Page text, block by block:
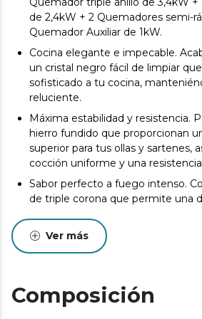
de 2,4kW + 2 Quemadores semi-
Quemador Auxiliar de 1kW.
Cocina elegante e impecable.
un cristal negro fácil de limpiar
sofisticado a tu cocina,
reluciente.
Máxima estabilidad y resistencia.
hierro fundido que proporcionan
superior para tus ollas y sartenes,
cocción uniforme y una
Sabor perfecto a fuego intenso.
de triple corona que permite una
recetas que requieren un calor
Olvídate de fósforos y
Cocina con total tranquilidad.
Ver más
Composición